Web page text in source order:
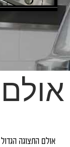
אולם התצוגה